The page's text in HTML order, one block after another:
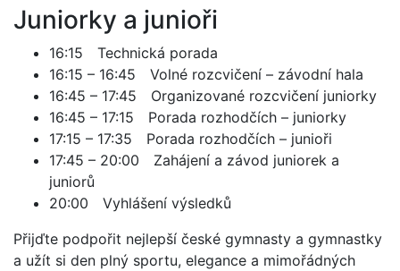
Juniorky a junioři
16:15 Technická porada
16:15 – 16:45 Volné rozcvičení – závodní hala
16:45 – 17:45 Organizované rozcvičení juniorky
16:45 – 17:15 Porada rozhodčích – juniorky
17:15 – 17:35 Porada rozhodčích – junioři
17:45 – 20:00 Zahájení a závod juniorek a
juniorů
20:00 Vyhlášení výsledků
Přijďte podpořit nejlepší české gymnasty a gymnastky
a užít si den plný sportu, elegance a mimořádných